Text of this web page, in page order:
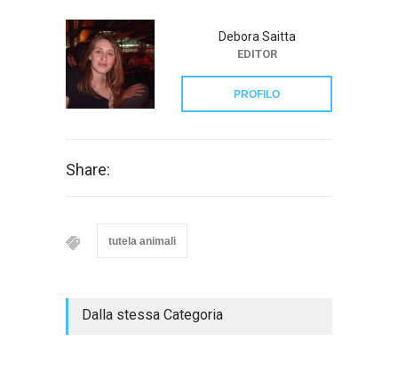
Debora Saitta
EDITOR
PROFILO
Share:
tutela animali
Dalla stessa Categoria